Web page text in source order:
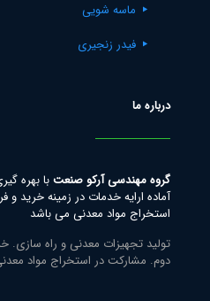
ماسه شویی
فیدر زنجیری
درباره ما
گروه مهندسی آرکو صنعتبا بهره
آماده ارایه خدمات در زمینه خرید
استخراج مواد معدنی می باشد
تولید تجهیزات معدنی و راه
دوم. مشارکت در استخراج مواد